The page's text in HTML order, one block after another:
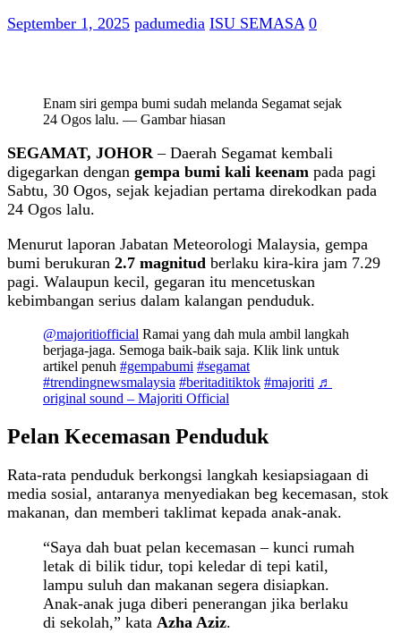
September 1, 2025 padumedia ISU SEMASA 0
Enam siri gempa bumi sudah melanda Segamat sejak
24 Ogos lalu. — Gambar hiasan
SEGAMAT, JOHOR – Daerah Segamat kembali
digegarkan dengan gempa bumi kali keenam pada pagi
Sabtu, 30 Ogos, sejak kejadian pertama direkodkan pada
24 Ogos lalu.
Menurut laporan Jabatan Meteorologi Malaysia, gempa
bumi berukuran 2.7 magnitud berlaku kira-kira jam 7.29
pagi. Walaupun kecil, gegaran itu mencetuskan
kebimbangan serius dalam kalangan penduduk.
@majoritiofficial Ramai yang dah mula ambil langkah
berjaga-jaga. Semoga baik-baik saja. Klik link untuk
artikel penuh #gempabumi #segamat
#trendingnewsmalaysia #beritaditiktok #majoriti ♬
original sound – Majoriti Official
Pelan Kecemasan Penduduk
Rata-rata penduduk berkongsi langkah kesiapsiagaan di
media sosial, antaranya menyediakan beg kecemasan, stok
makanan, dan memberi taklimat kepada anak-anak.
“Saya dah buat pelan kecemasan – kunci rumah
letak di bilik tidur, topi keledar di tepi katil,
lampu suluh dan makanan segera disiapkan.
Anak-anak juga diberi penerangan jika berlaku
di sekolah,” kata Azha Aziz.